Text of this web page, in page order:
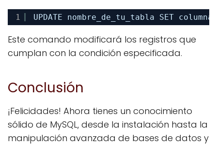
1 UPDATE nombre_de_tu_tabla SET
Este comando modificará los registros que
cumplan con la condición especificada.
Conclusión
¡Felicidades! Ahora tienes un conocimiento
sólido de MySQL, desde la instalación hasta la
manipulación avanzada de bases de datos y